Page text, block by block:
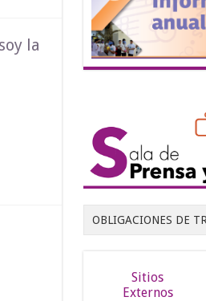
la
OBLIGACIONES DE
Sitios
Externos